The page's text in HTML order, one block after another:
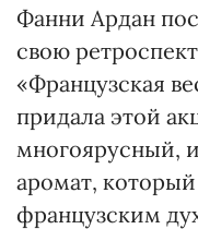
Фанни Ардан
свою
«Французская
придала этой
многоярусный,
аромат,
французским